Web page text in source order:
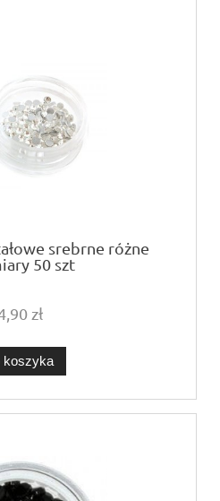
srebrne różne
50 szt
zł
koszyka